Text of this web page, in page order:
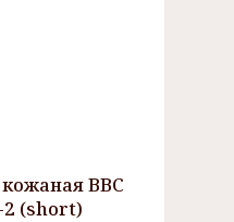
ВВС
(short)